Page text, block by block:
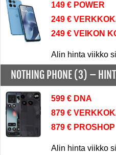
149 € POWER
249 €
249 € VEIKON
Alin hinta viikko
NOTHING PHONE (3) –
599 € DNA
879 €
879 € PROSHOP
Alin hinta viikko